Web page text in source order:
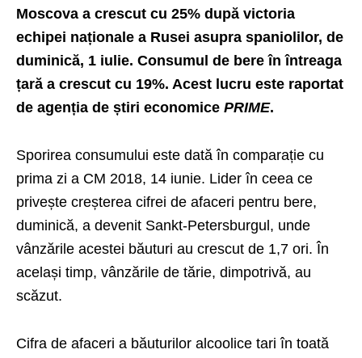
Moscova a crescut cu 25% după victoria
echipei naționale a Rusei asupra spaniolilor, de
duminică, 1 iulie. Consumul de bere în întreaga
țară a crescut cu 19%. Acest lucru este raportat
de agenția de știri economice PRIME.
Sporirea consumului este dată în comparație cu
prima zi a СM 2018, 14 iunie. Lider în ceea ce
privește creșterea cifrei de afaceri pentru bere,
duminică, a devenit Sankt-Petersburgul, unde
vânzările acestei băuturi au crescut de 1,7 ori. În
același timp, vânzările de tărie, dimpotrivă, au
scăzut.
Cifra de afaceri a băuturilor alcoolice tari în toată